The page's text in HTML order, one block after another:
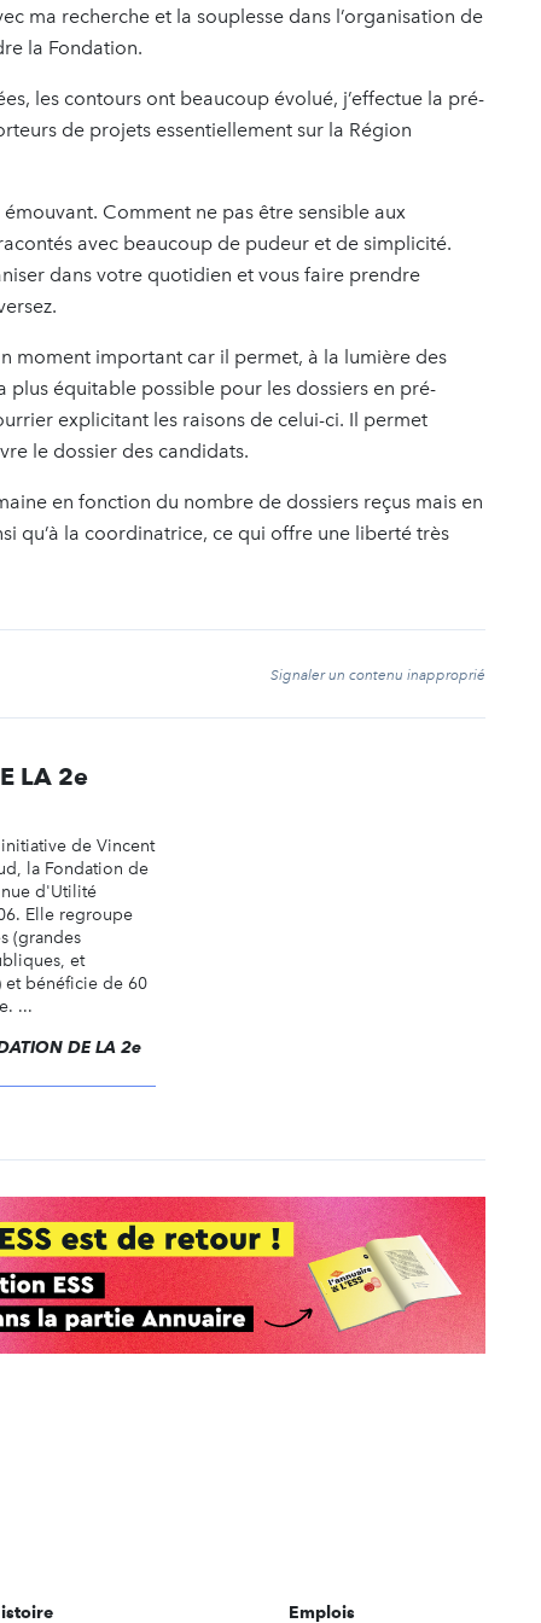
ma recherche et la souplesse dans l’organisation de
la Fondation.
les contours ont beaucoup évolué, j’effectue la pré-
de projets essentiellement sur la Région
Comment ne pas être sensible aux
avec beaucoup de pudeur et de simplicité.
dans votre quotidien et vous faire prendre
moment important car il permet, à la lumière des
équitable possible pour les dossiers en pré-
explicitant les raisons de celui-ci. Il permet
le dossier des candidats.
en fonction du nombre de dossiers reçus mais en
qu’à la coordinatrice, ce qui offre une liberté très
Signaler un contenu inapproprié
LA 2e
de Vincent
la Fondation de
d'Utilité
Elle regroupe
(grandes
et
et bénéficie de 60
...
DE LA 2e
Emplois